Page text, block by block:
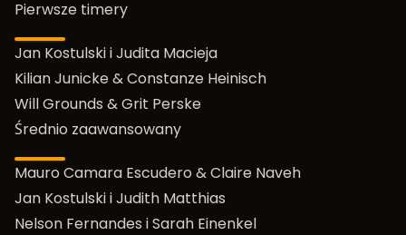
Pierwsze timery
Jan Kostulski i Judita Macieja
Kilian Junicke & Constanze Heinisch
Will Grounds & Grit Perske
Średnio zaawansowany
Mauro Camara Escudero & Claire Naveh
Jan Kostulski i Judith Matthias
Nelson Fernandes i Sarah Einenkel